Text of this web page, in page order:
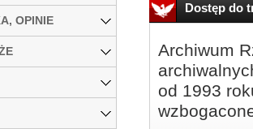
Dostęp do
Archiwum
od 1993
OPINIE